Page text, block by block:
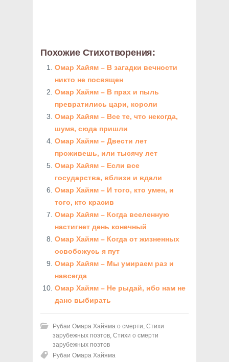
Похожие Стихотворения:
Омар Хайям – В загадки вечности
никто не посвящен
Омар Хайям – В прах и пыль
превратились цари, короли
Омар Хайям – Все те, что некогда,
шумя, сюда пришли
Омар Хайям – Двести лет
проживешь, или тысячу лет
Омар Хайям – Если все
государства, вблизи и вдали
Омар Хайям – И того, кто умен, и
того, кто красив
Омар Хайям – Когда вселенную
настигнет день конечный
Омар Хайям – Когда от жизненных
освобожусь я пут
Омар Хайям – Мы умираем раз и
навсегда
Омар Хайям – Не рыдай, ибо нам не
дано выбирать
Рубаи Омара Хайяма о смерти, Стихи
зарубежных поэтов, Стихи о смерти
зарубежных поэтов
Рубаи Омара Хайяма